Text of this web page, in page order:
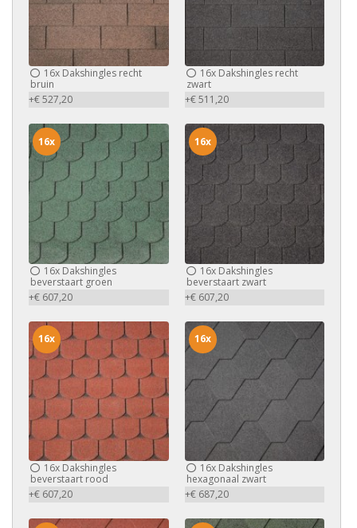
16x Dakshingles recht
bruin
+€ 527,20
16xDakshingles recht
zwart
+€ 511,20
16x Dakshingles
beverstaart groen
+€ 607,20
16x
16xDakshingles
beverstaart zwart
+€ 607,20
16x
16x Dakshingles
beverstaart rood
+€ 607,20
16x
16xDakshingles
hexagonaal zwart
+€ 687,20
16x